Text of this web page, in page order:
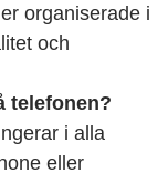
organiserade i
och
telefonen?
i alla
eller